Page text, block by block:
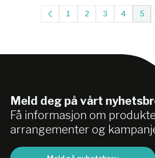
1 2 3 4 5
Meld deg på vårt
Få informasjon om
arrangementer og